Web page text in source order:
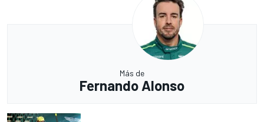
Más de
Fernando Alonso